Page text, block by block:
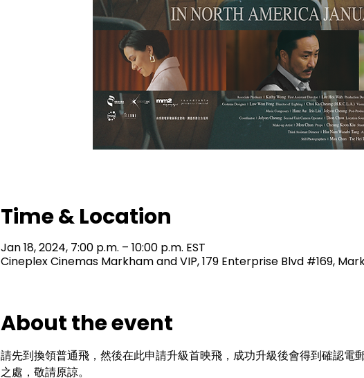
Time & Location
Jan 18, 2024, 7:00 p.m. – 10:00 p.m. EST
Cineplex Cinemas Markham and VIP, 179 Enterprise Blvd #169,
About the event
請先到換領普通飛，然後在此申請升級首映飛，成功升級後會得到確認電
之處，敬請原諒。